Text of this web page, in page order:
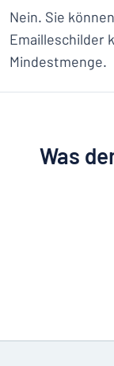
Nein. Sie
Emailleschilder
Mindestmenge.
Was